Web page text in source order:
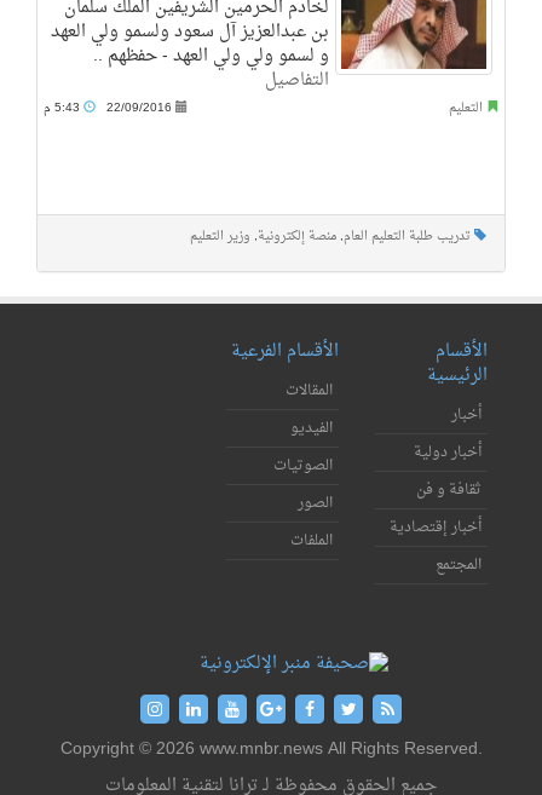
لخادم الحرمين الشريفين الملك سلمان
بن عبدالعزيز آل سعود ولسمو ولي العهد
و لسمو ولي ولي العهد - حفظهم ..
التفاصيل
التعليم 22/09/2016
تدريب طلبة التعليم العام, منصة إلكترونية, وزير التعليم
الأقسام
الرئيسية
أخبار
أخبار دولية
ثقافة و فن
أخبار إقتصادية
المجتمع
الأقسام الفرعية
المقالات
الفيديو
الصوتيات
الصور
الملفات
Copyright © 2026 www.mnbr.news All Rights Reserved.
جميع الحقوق محفوظة لـ ترانا لتقنية المعلومات